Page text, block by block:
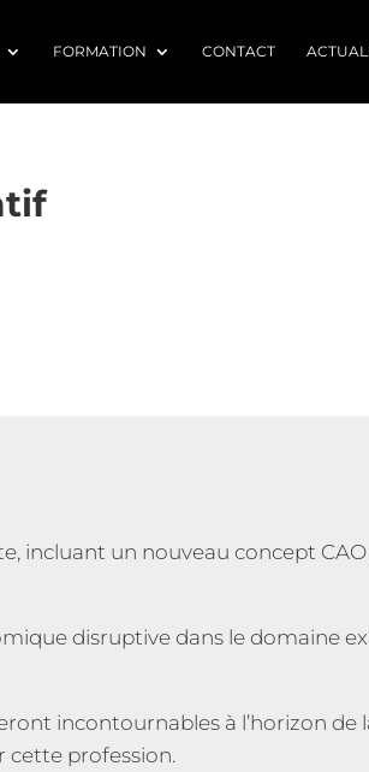
FORMATION CONTACT
incluant un nouveau concept
disruptive dans le domaine
incontournables à l’horizon de
cette profession.